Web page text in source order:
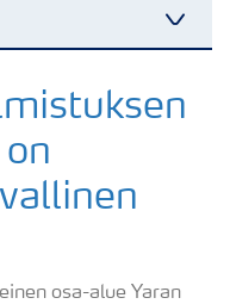
osa-alue Yaran